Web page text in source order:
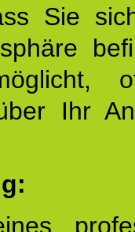
Sie
Ihr